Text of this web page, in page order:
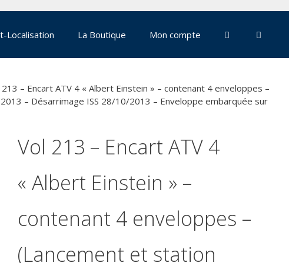
Localisation La Boutique Mon compte
– Encart ATV 4 « Albert Einstein » – contenant 4 enveloppes –
– Désarrimage ISS 28/10/2013 – Enveloppe embarquée sur
Vol 213 – Encart ATV 4
« Albert Einstein » –
contenant 4 enveloppes –
(Lancement et station